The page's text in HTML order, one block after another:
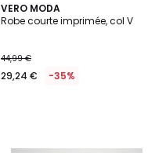
VERO MODA
Robe courte imprimée, col V
44,99 €
29,24 € -35%